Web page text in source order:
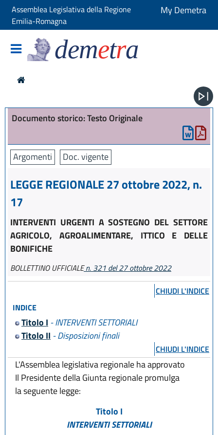
Assemblea Legislativa della Regione
Emilia-Romagna
My Demetra
demetra
Documento storico: Testo Originale
Argomenti Doc. vigente
LEGGE REGIONALE 27 ottobre 2022, n.
17
INTERVENTI URGENTI A SOSTEGNO DEL SETTORE
AGRICOLO, AGROALIMENTARE, ITTICO E DELLE
BONIFICHE
BOLLETTINO UFFICIALEn. 321 del 27 ottobre 2022
CHIUDI L'INDICE
INDICE
Titolo I - INTERVENTI SETTORIALI
Titolo II - Disposizioni finali
CHIUDI L'INDICE
L'Assemblea legislativa regionale ha approvato
Il Presidente della Giunta regionale promulga
la seguente legge:
Titolo I
INTERVENTI SETTORIALI